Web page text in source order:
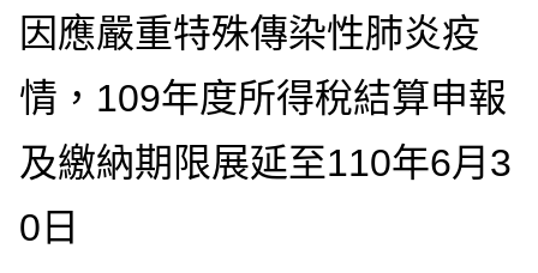
因應嚴重特殊傳染性肺炎疫
情，109年度所得稅結算申報
及繳納期限展延至110年6月3
0日